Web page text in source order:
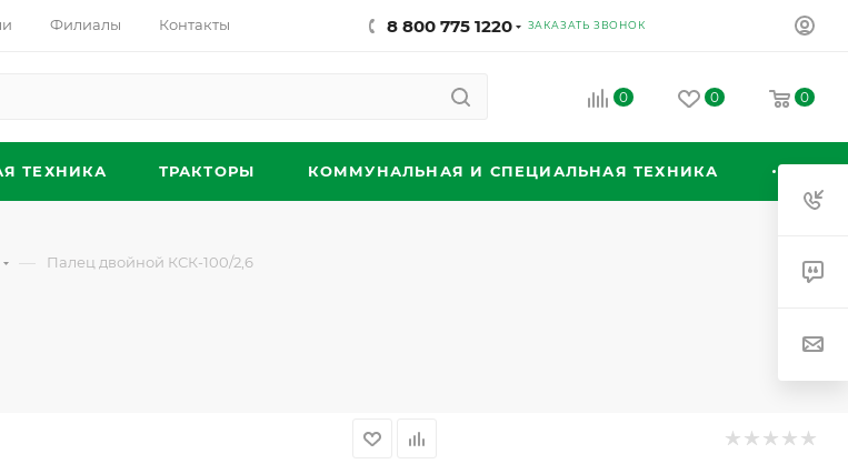
Филиалы Контакты 8 800 775 1220 ЗАКАЗАТЬ ЗВОНОК
0 0 0
ТЕХНИКА ТРАКТОРЫ КОММУНАЛЬНАЯ И СПЕЦИАЛЬНАЯ ТЕХНИКА
— Палец двойной КСК-100/2,6